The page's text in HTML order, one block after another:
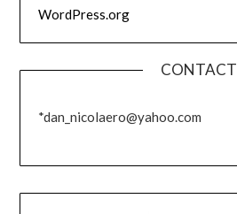
WordPress.org
CONTACT
*dan_nicolaero@yahoo.com